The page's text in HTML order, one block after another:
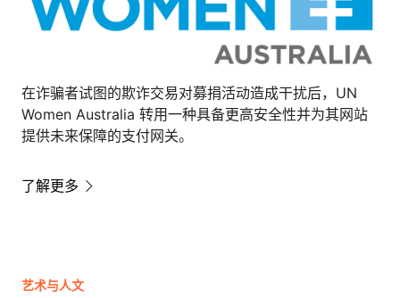
在诈骗者试图的欺诈交易对募捐活动造成干扰后，UN
Women Australia 转用一种具备更高安全性并为其网站
提供未来保障的支付网关。
了解更多
艺术与人文